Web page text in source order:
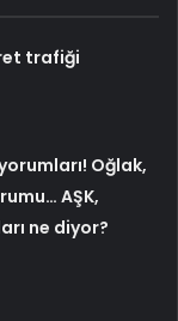
trafiği
Oğlak,
AŞK,
ne diyor?